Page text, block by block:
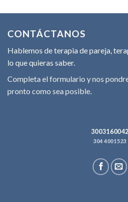
CONTÁCTANOS
Hablemos de terapia de pareja,
lo que quieras saber.
Completa el formulario y nos
pronto como sea posible.
3003160042
304 4001523